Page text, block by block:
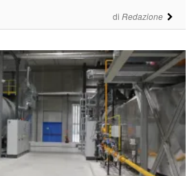
di Redazione